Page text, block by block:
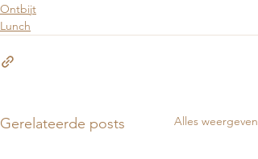
Ontbijt
Lunch
Gerelateerde posts Alles weergeven